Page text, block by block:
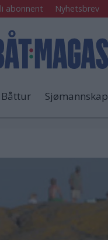
abonnent Nyhetsbrev
Båttur Sjømannskap